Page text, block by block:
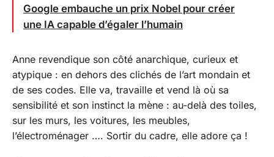
Google embauche un prix Nobel pour créer
une IA capable d’égaler l’humain
Anne revendique son côté anarchique, curieux et
atypique : en dehors des clichés de l’art mondain et
de ses codes. Elle va, travaille et vend là où sa
sensibilité et son instinct la mène : au-delà des toiles,
sur les murs, les voitures, les meubles,
l’électroménager …. Sortir du cadre, elle adore ça !